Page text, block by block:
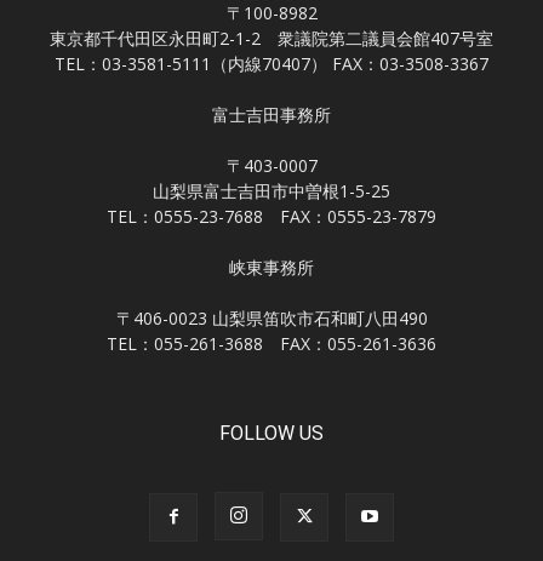
〒100-8982
東京都千代田区永田町2-1-2 衆議院第二議員会館407号室
TEL：03-3581-5111（内線70407） FAX：03-3508-3367
富士吉田事務所
〒403-0007
山梨県富士吉田市中曽根1-5-25
TEL：0555-23-7688 FAX：0555-23-7879
峡東事務所
〒406-0023 山梨県笛吹市石和町八田490
TEL：055-261-3688 FAX：055-261-3636
FOLLOW US